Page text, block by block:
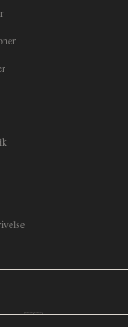
🇳🇿 New Zealand